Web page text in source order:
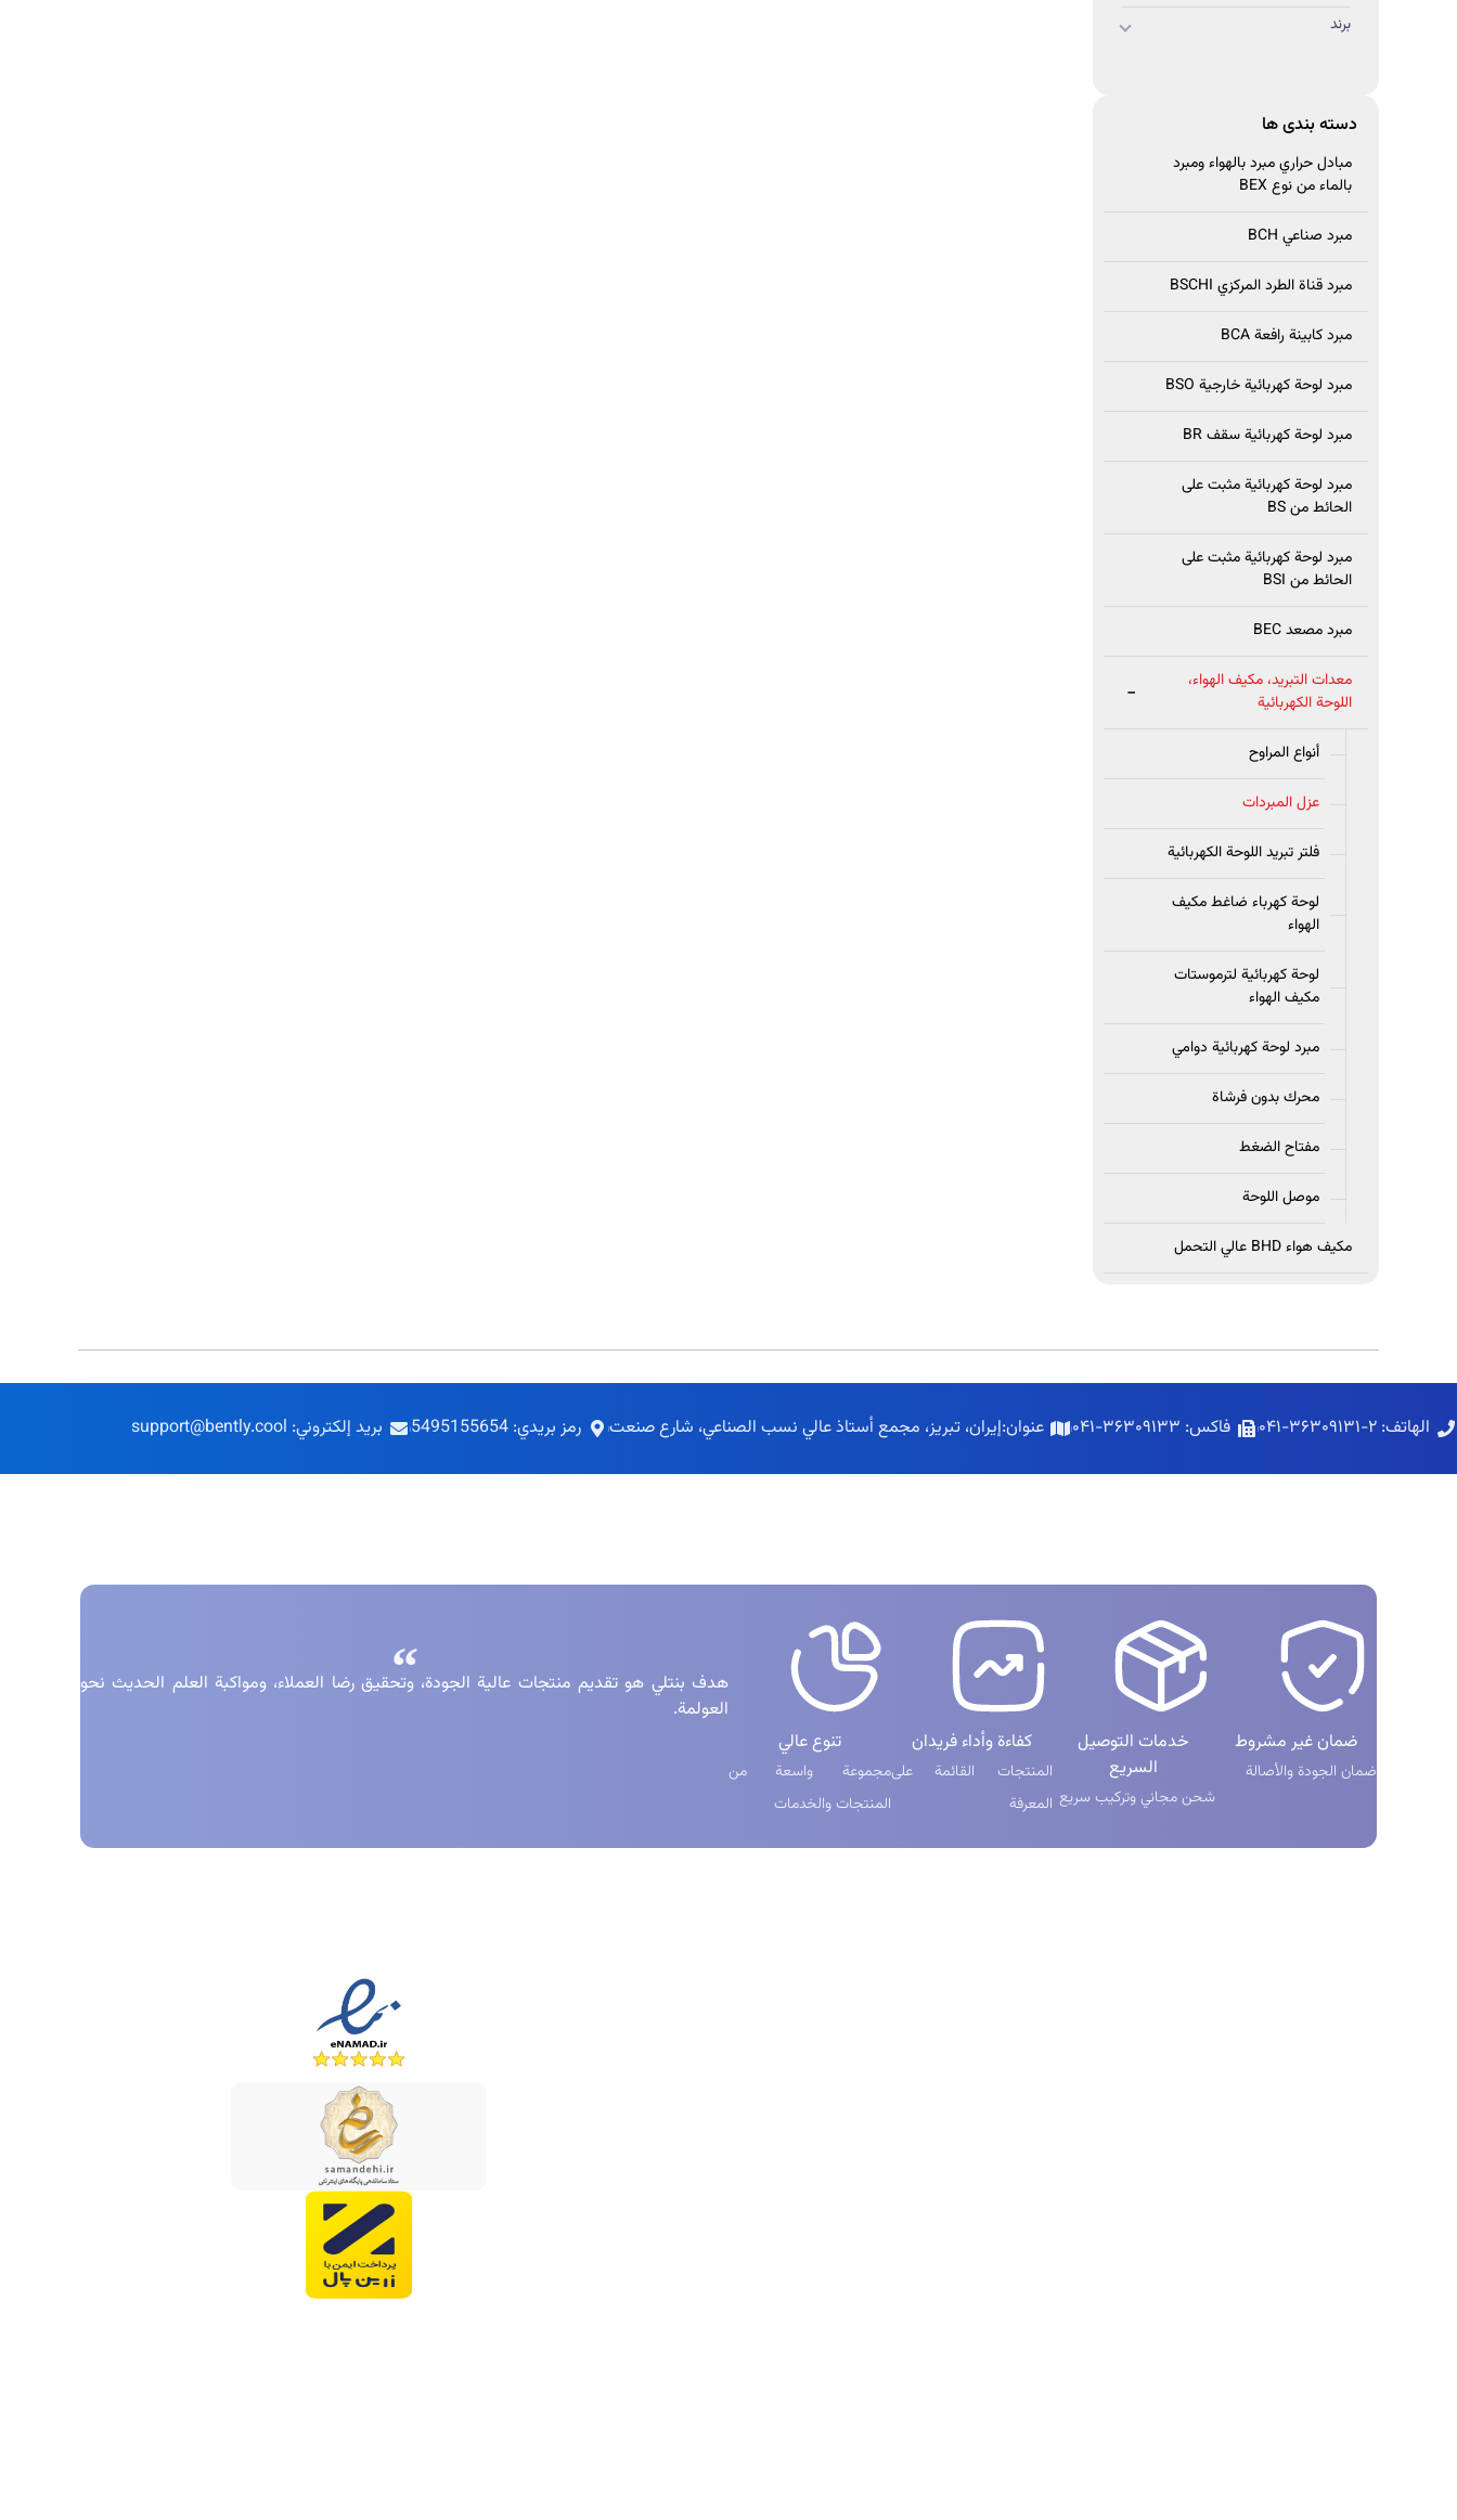
برند
دسته بندی ها
مبادل حراري مبرد بالهواء ومبرد
بالماء من نوع BEX
مبرد صناعي BCH
مبرد قناة الطرد المركزي BSCHI
مبرد كابينة رافعة BCA
مبرد لوحة كهربائية خارجية BSO
مبرد لوحة كهربائية سقف BR
مبرد لوحة كهربائية مثبت على
الحائط من BS
مبرد لوحة كهربائية مثبت على
الحائط من BSI
مبرد مصعد BEC
معدات التبريد، مكيف الهواء،
اللوحة الكهربائية
-
أنواع المراوح
عزل المبردات
فلتر تبريد اللوحة الكهربائية
لوحة كهرباء ضاغط مكيف
الهواء
لوحة كهربائية لترموستات
مكيف الهواء
مبرد لوحة كهربائية دوامي
محرك بدون فرشاة
مفتاح الضغط
موصل اللوحة
مكيف هواء BHD عالي التحمل
الهاتف: ۲-۳۶۳۰۹۱۳۱-۰۴۱ فاکس: ۳۶۳۰۹۱۳۳-۰۴۱ عنوان:إيران، تبريز، مجمع أستاذ عالي نسب الصناعي، شارع صنعت رمز بريدي: 5495155654 بريد إلكتروني: support@bently.cool
ضمان غير مشروط
ضمان الجودة والأصالة
خدمات التوصيل
السريع
شحن مجاني وتركيب سريع
كفاءة وأداء فريدان
المنتجات القائمة على
المعرفة
تنوع عالي
مجموعة واسعة من
المنتجات والخدمات
هدف بنتلي هو تقديم منتجات عالية الجودة، وتحقيق رضا العملاء، ومواكبة العلم الحديث نحو
العولمة.